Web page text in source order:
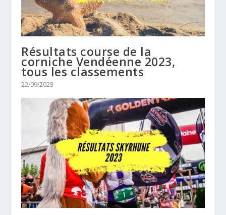
Résultats course de la
corniche Vendéenne 2023,
tous les classements
22/09/2023